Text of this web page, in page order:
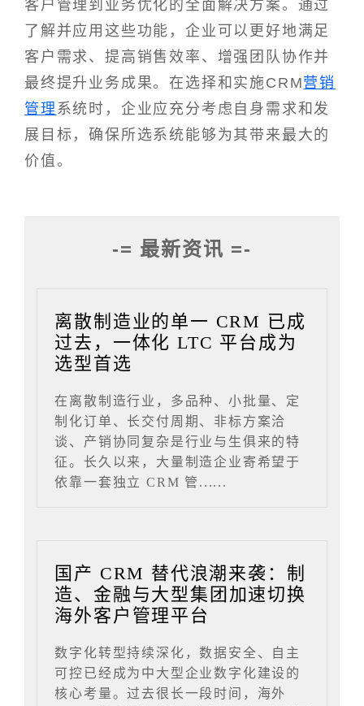
客户管理到业务优化的全面解决方案。通过
了解并应用这些功能，企业可以更好地满足
客户需求、提高销售效率、增强团队协作并
最终提升业务成果。在选择和实施CRM营销
管理系统时，企业应充分考虑自身需求和发
展目标，确保所选系统能够为其带来最大的
价值。
-= 最新资讯 =-
离散制造业的单一 CRM 已成
过去，一体化 LTC 平台成为
选型首选
在离散制造行业，多品种、小批量、定
制化订单、长交付周期、非标方案洽
谈、产销协同复杂是行业与生俱来的特
征。长久以来，大量制造企业寄希望于
依靠一套独立 CRM 管......
国产 CRM 替代浪潮来袭：制
造、金融与大型集团加速切换
海外客户管理平台
数字化转型持续深化，数据安全、自主
可控已经成为中大型企业数字化建设的
核心考量。过去很长一段时间，海外